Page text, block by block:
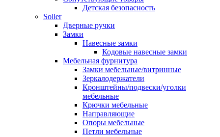
Детская безопасность
Soller
Дверные ручки
Замки
Навесные замки
Кодовые навесные замки
Мебельная фурнитура
Замки мебельные/витринные
Зеркалодержатели
Кронштейны/подвески/уголки
мебельные
Крючки мебельные
Направляющие
Опоры мебельные
Петли мебельные